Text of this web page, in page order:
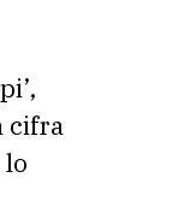
cifra
lo